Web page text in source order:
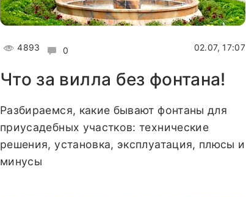
4893 0 02.07, 17:07
Что за вилла без фонтана!
Разбираемся, какие бывают фонтаны для
приусадебных участков: технические
решения, установка, эксплуатация, плюсы и
минусы